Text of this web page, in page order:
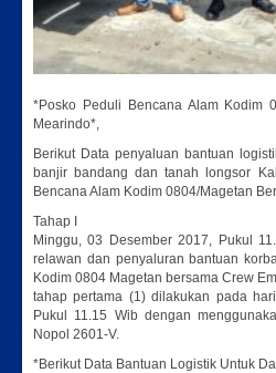
*Posko Peduli Bencana Alam Kodim
Mearindo*,
Berikut Data penyaluan bantuan
banjir bandang dan tanah longsor
Bencana Alam Kodim 0804/Magetan
Tahap I
Minggu, 03 Desember 2017, Pukul
relawan dan penyaluran bantuan
Kodim 0804 Magetan bersama Crew
tahap pertama (1) dilakukan pada
Pukul 11.15 Wib dengan
Nopol 2601-V.
*Berikut Data Bantuan Logistik Untuk